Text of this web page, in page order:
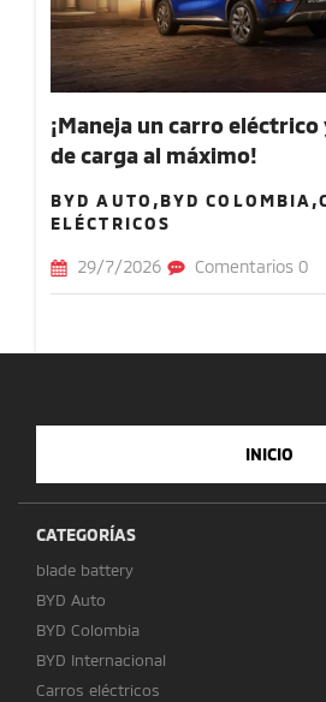
¡Maneja un carro
de carga al máximo!
BYD AUTO,BYD
ELÉCTRICOS
29/7/2026 Comentarios 0
INICIO
CATEGORÍAS
blade battery
BYD Auto
BYD Colombia
BYD Internacional
Carros eléctricos